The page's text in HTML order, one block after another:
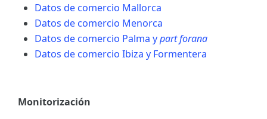
Datos de comercio Mallorca
Datos de comercio Menorca
Datos de comercio Palma ypart forana
Datos de comercio Ibiza y Formentera
Monitorización